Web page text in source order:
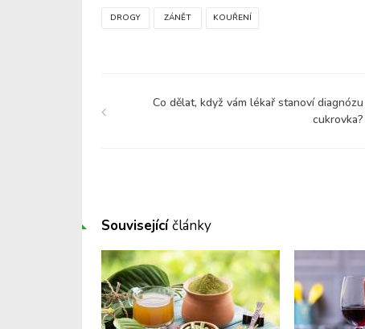
DROGY ZÁNĚT KOUŘENÍ
Co dělat, když vám lékař stanoví diagnózu
cukrovka?
Souvisejícíčlánky